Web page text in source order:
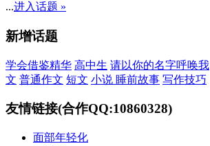
...进入话题 »
新增话题
学会借鉴精华 高中生 请以你的名字呼唤我
文 普通作文 短文 小说 睡前故事 写作技巧
友情链接(合作QQ:10860328)
面部年轻化